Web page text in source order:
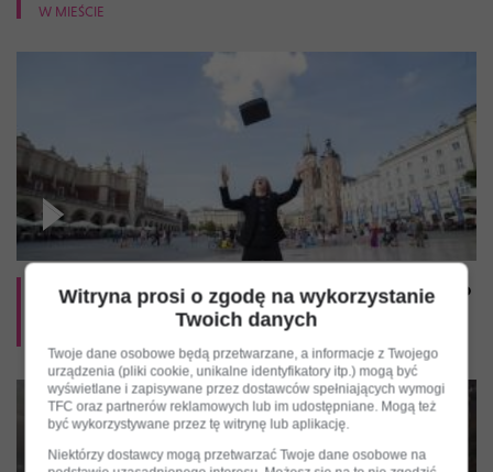
W MIEŚCIE
Kuriozalny przepis: tego na Rynku robić nie wolno
Witryna prosi o zgodę na wykorzystanie
Twoich danych
Twoje dane osobowe będą przetwarzane, a informacje z Twojego
urządzenia (pliki cookie, unikalne identyfikatory itp.) mogą być
wyświetlane i zapisywane przez dostawców spełniających wymogi
TFC oraz partnerów reklamowych lub im udostępniane. Mogą też
być wykorzystywane przez tę witrynę lub aplikację.
Niektórzy dostawcy mogą przetwarzać Twoje dane osobowe na